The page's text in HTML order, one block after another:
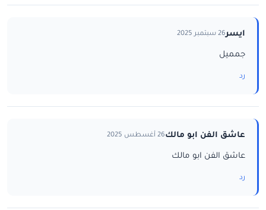
ايسر26 سبتمبر 2025
جمميل
رد
عاشق الفن ابو مالك26 أغسطس 2025
عاشق الفن ابو مالك
رد